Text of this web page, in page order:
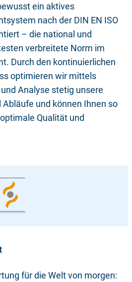
ein aktives
nach der DIN EN ISO
– die national und
verbreitete Norm im
Durch den kontinuierlichen
optimieren wir mittels
Analyse stetig unsere
und können Ihnen so
Qualität und
für die Welt von morgen: